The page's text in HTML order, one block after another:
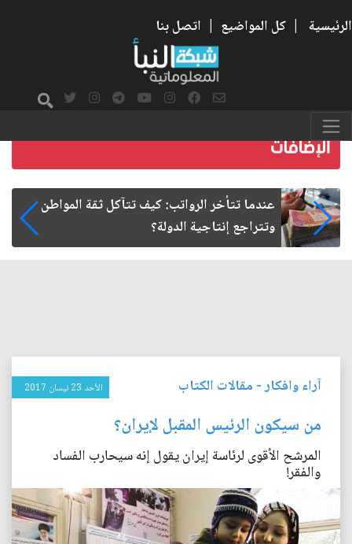
الرئيسية | كل المواضيع | اتصل بنا
صمت الطريق بعد الأربعين
آراء وافكار- مقالات الكتاب الأحد 23 نيسان 2017
من سيكون الرئيس المقبل لإيران؟
المرشح الأقوى لرئاسة إيران يقول إنه سيحارب الفساد
والفقر!